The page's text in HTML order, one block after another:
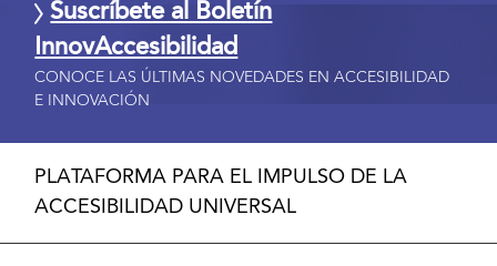
Suscríbete al Boletín
InnovAccesibilidad
CONOCE LAS ÚLTIMAS NOVEDADES EN ACCESIBILIDAD
E INNOVACIÓN
PLATAFORMA PARA EL IMPULSO DE LA
ACCESIBILIDAD UNIVERSAL